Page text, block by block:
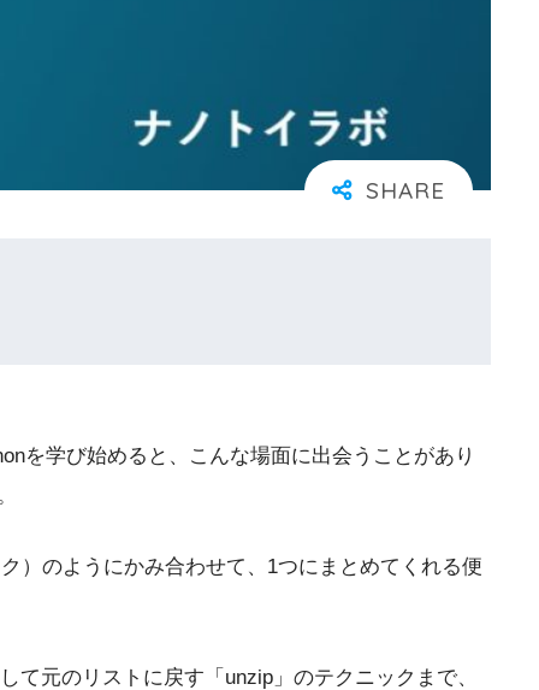
を学び始めると、こんな場面に出会うことがあり
）のようにかみ合わせて、1つにまとめてくれる便
元のリストに戻す「unzip」のテクニックまで、